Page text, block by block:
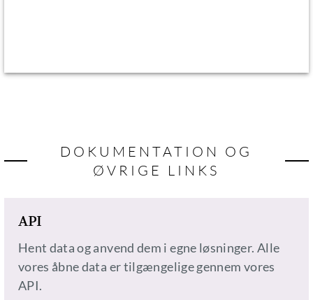
DOKUMENTATION OG
ØVRIGE LINKS
API
Hent data og anvend dem i egne løsninger. Alle
vores åbne data er tilgængelige gennem vores
API.